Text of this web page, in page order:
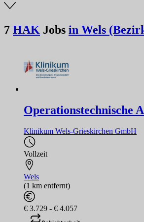
7 HAK Jobs in Wels
Operationstechnische
Klinikum Wels-Grieskirchen GmbH
Vollzeit
Wels
(1 km entfernt)
€ 3.729 - € 4.057